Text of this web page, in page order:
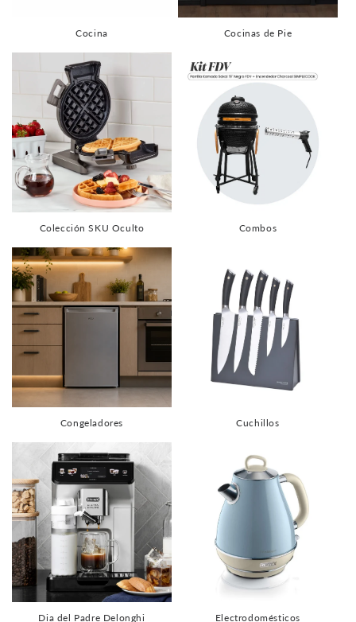
Cocina Cocinas de Pie
Colección SKU Oculto Combos
Congeladores Cuchillos
Dia del Padre Delonghi Electrodomésticos